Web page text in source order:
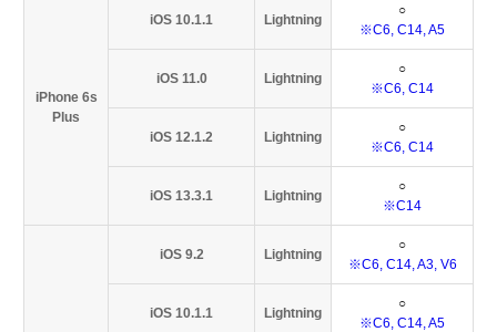
iPhone 6s
Plus
iOS 10.1.1 Lightning
○
※C6, C14, A5
iOS 11.0 Lightning
○
※C6, C14
iOS 12.1.2 Lightning
○
※C6, C14
iOS 13.3.1 Lightning
○
※C14
iOS 9.2 Lightning
○
※C6, C14, A3, V6
iOS 10.1.1 Lightning
○
※C6, C14, A5